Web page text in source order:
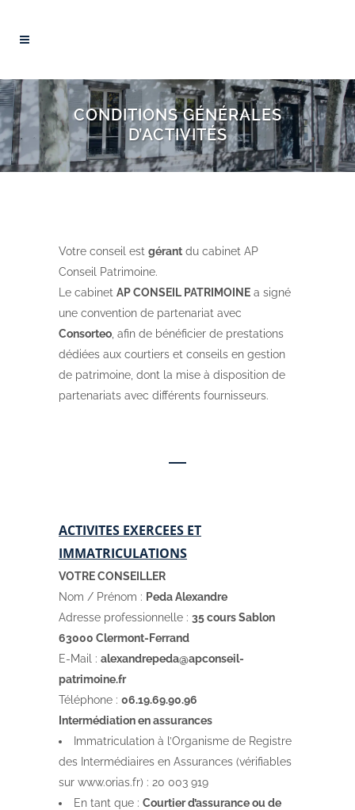
CONDITIONS GÉNÉRALES
D’ACTIVITÉS
Votre conseil est gérant du cabinet AP
Conseil Patrimoine.
Le cabinet AP CONSEIL PATRIMOINE a signé
une convention de partenariat avec
Consorteo , afin de bénéficier de prestations
dédiées aux courtiers et conseils en gestion
de patrimoine, dont la mise à disposition de
partenariats avec différents fournisseurs.
ACTIVITES EXERCEES ET
IMMATRICULATIONS
VOTRE CONSEILLER
Nom / Prénom : Peda Alexandre
Adresse professionnelle : 35 cours Sablon
63000 Clermont-Ferrand
E-Mail : alexandrepeda@apconseil-
patrimoine.fr
Téléphone : 06.19.69.90.96
Intermédiation en assurances
Immatriculation à l’Organisme de Registre
des Intermédiaires en Assurances (vérifiables
sur www.orias.fr) : 20 003 919
En tant que : Courtier d’assurance ou de